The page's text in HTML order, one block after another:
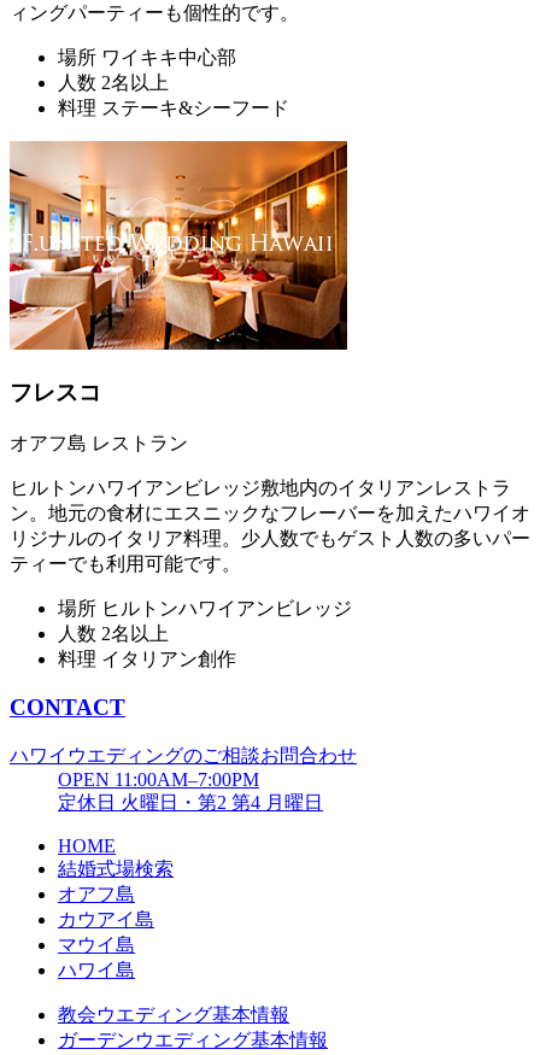
ィングパーティーも個性的です。
場所 ワイキキ中心部
人数 2名以上
料理 ステーキ&シーフード
フレスコ
オアフ島 レストラン
ヒルトンハワイアンビレッジ敷地内のイタリアンレストラ
ン。地元の食材にエスニックなフレーバーを加えたハワイオ
リジナルのイタリア料理。少人数でもゲスト人数の多いパー
ティーでも利用可能です。
場所 ヒルトンハワイアンビレッジ
人数 2名以上
料理 イタリアン創作
CONTACT
ハワイウエディングのご相談お問合わせ
OPEN 11:00AM–7:00PM
定休日 火曜日・第2 第4 月曜日
HOME
結婚式場検索
オアフ島
カウアイ島
マウイ島
ハワイ島
教会ウエディング基本情報
ガーデンウエディング基本情報